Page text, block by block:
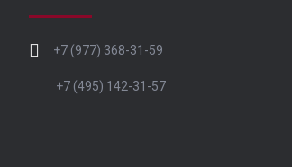
+7 (977) 368-31-59
+7 (495) 142-31-57